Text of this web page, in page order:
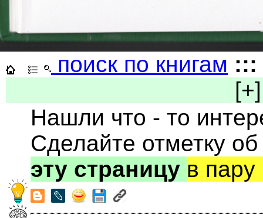
поиск по книгам :::
Нашли что - то
Сделайте отметку
эту страницу в пару